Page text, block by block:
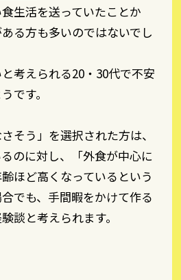
生活を送っていたことか
る方も多いのではないでし
考えられる20・30代で不安
です。
そう」を選択された方は、
のに対し、「外食が中心に
ほど高くなっているという
でも、手間暇をかけて作る
談と考えられます。